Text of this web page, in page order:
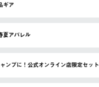
ギア
夏アパレル
ンプに！公式オンライン店限定セット